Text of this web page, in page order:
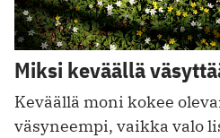
Miksi keväällä
Keväällä moni kokee
väsyneempi, vaikka valo